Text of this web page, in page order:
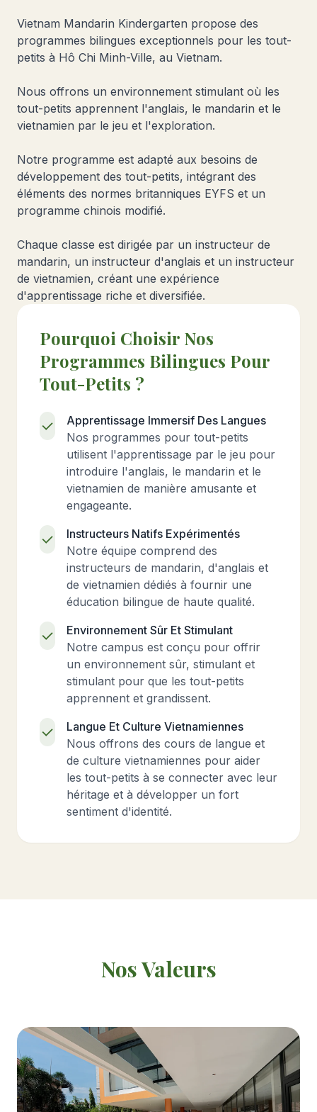
Vietnam Mandarin Kindergarten propose des
programmes bilingues exceptionnels pour les tout-
petits à Hô Chi Minh-Ville, au Vietnam.
Nous offrons un environnement stimulant où les
tout-petits apprennent l'anglais, le mandarin et le
vietnamien par le jeu et l'exploration.
Notre programme est adapté aux besoins de
développement des tout-petits, intégrant des
éléments des normes britanniques EYFS et un
programme chinois modifié.
Chaque classe est dirigée par un instructeur de
mandarin, un instructeur d'anglais et un instructeur
de vietnamien, créant une expérience
d'apprentissage riche et diversifiée.
Pourquoi Choisir Nos
Programmes Bilingues Pour
Tout-Petits ?
Apprentissage Immersif Des Langues
Nos programmes pour tout-petits
utilisent l'apprentissage par le jeu pour
introduire l'anglais, le mandarin et le
vietnamien de manière amusante et
engageante.
Instructeurs Natifs Expérimentés
Notre équipe comprend des
instructeurs de mandarin, d'anglais et
de vietnamien dédiés à fournir une
éducation bilingue de haute qualité.
Environnement Sûr Et Stimulant
Notre campus est conçu pour offrir
un environnement sûr, stimulant et
stimulant pour que les tout-petits
apprennent et grandissent.
Langue Et Culture Vietnamiennes
Nous offrons des cours de langue et
de culture vietnamiennes pour aider
les tout-petits à se connecter avec leur
héritage et à développer un fort
sentiment d'identité.
Nos Valeurs